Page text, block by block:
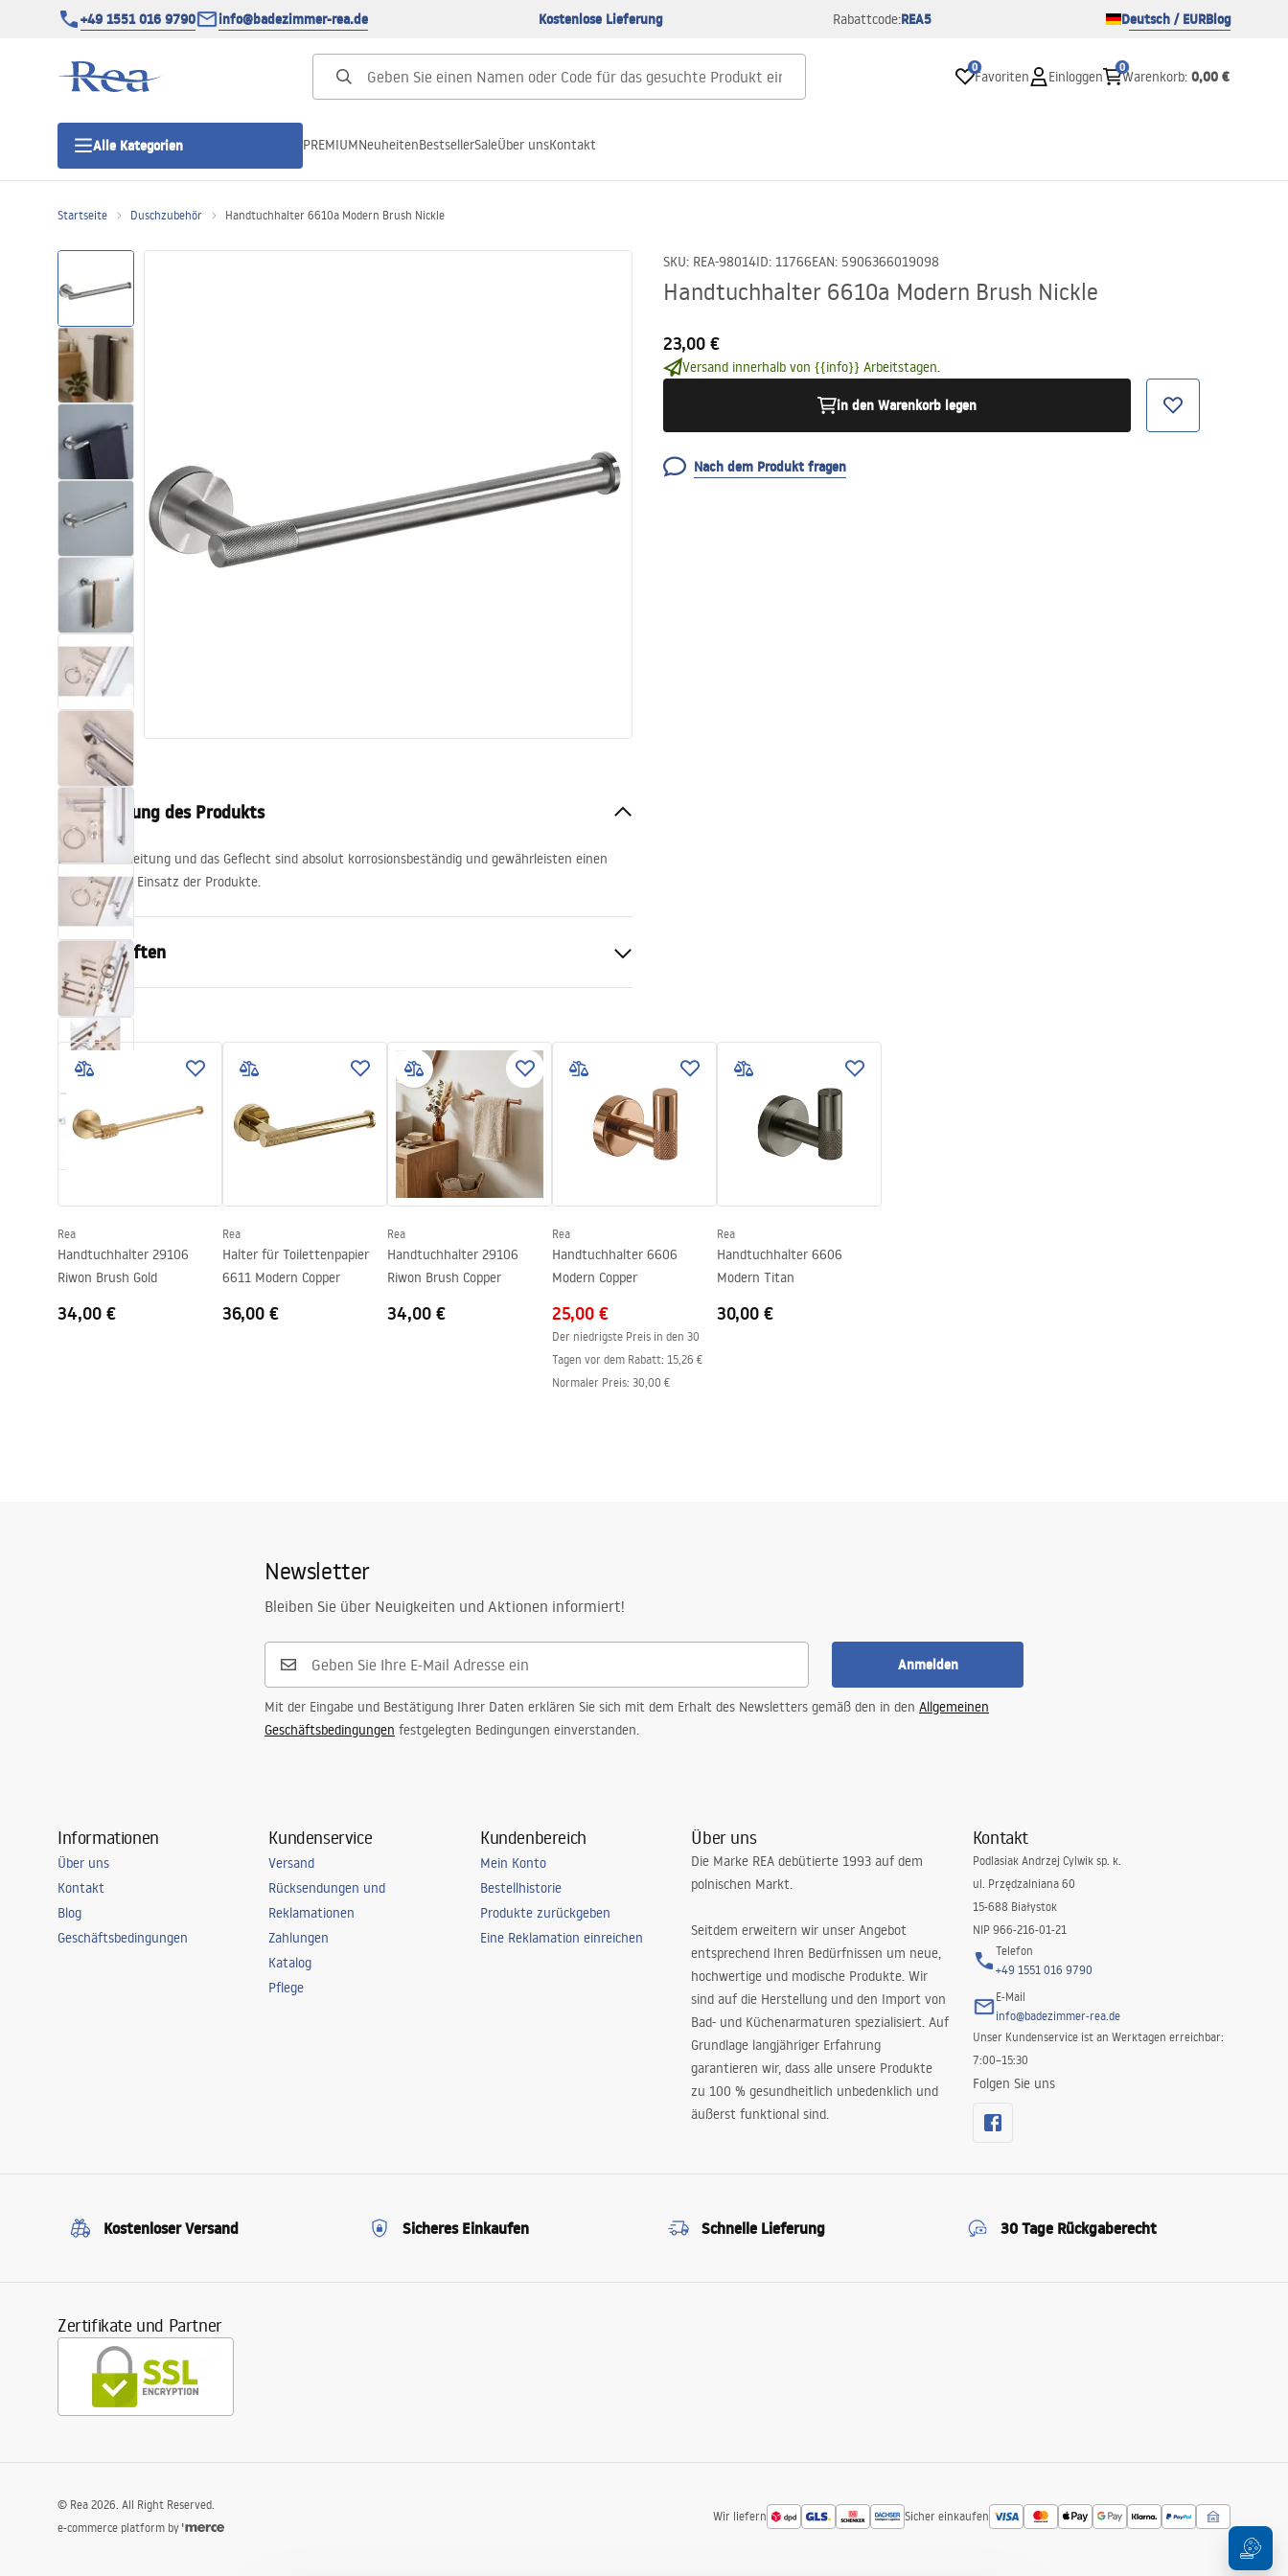
+49 1551 016 9790 info@badezimmer-rea.de Kostenlose Lieferung Rabattcode:REA5 Deutsch / EURBlog
0
Favoriten Einloggen
0
Warenkorb: 0,00 €
Alle Kategorien
Duschtüren
Duschwannen
Duschrinnen
Toiletten
Waschbecken
Wannen und
Badewannenaufsätze
Badarmaturen
Duschen
Küche
Badezimmerzubehör und Möbel
PREMIUMNeuheitenBestsellerSaleÜber unsKontakt
Startseite Duschzubehör Handtuchhalter 6610a Modern Brush Nickle
SKU: REA-98014ID: 11766EAN: 5906366019098
Handtuchhalter 6610a Modern Brush Nickle
23,00 €
Versand innerhalb von {{info}} Arbeitstagen.
in den Warenkorb legen
Nach dem Produkt fragen
Beschreibung des Produkts
Die Schlauchleitung und das Geflecht sind absolut korrosionsbeständig und gewährleisten einen
problemlosen Einsatz der Produkte.
Eigenschaften
Farbe
Material
Montageart
Zum Anschrauben
mm
Höhe
50
mm
mm
Rea
Handtuchhalter 29106
Riwon Brush Gold
34,00 €
Rea
Halter für Toilettenpapier
6611 Modern Copper
36,00 €
Rea
Handtuchhalter 29106
Riwon Brush Copper
34,00 €
Rea
Handtuchhalter 6606
Modern Copper
25,00 €
Der niedrigste Preis in den 30
Tagen vor dem Rabatt: 15,26 €
Normaler Preis: 30,00 €
Rea
Handtuchhalter 6606
Modern Titan
30,00 €
Newsletter
Bleiben Sie über Neuigkeiten und Aktionen informiert!
Anmelden
Mit der Eingabe und Bestätigung Ihrer Daten erklären Sie sich mit dem Erhalt des Newsletters gemäß den in den Allgemeinen
Geschäftsbedingungen festgelegten Bedingungen einverstanden.
Informationen
Über uns
Kontakt
Blog
Geschäftsbedingungen
Kundenservice
Versand
Rücksendungen und
Reklamationen
Zahlungen
Katalog
Pflege
Kundenbereich
Mein Konto
Bestellhistorie
Produkte zurückgeben
Eine Reklamation einreichen
Über uns
Die Marke REA debütierte 1993 auf dem
polnischen Markt.
Seitdem erweitern wir unser Angebot
entsprechend Ihren Bedürfnissen um neue,
hochwertige und modische Produkte. Wir
sind auf die Herstellung und den Import von
Bad- und Küchenarmaturen spezialisiert. Auf
Grundlage langjähriger Erfahrung
garantieren wir, dass alle unsere Produkte
zu 100 % gesundheitlich unbedenklich und
äußerst funktional sind.
Kontakt
Podlasiak Andrzej Cylwik sp. k.
ul. Przędzalniana 60
15-688 Białystok
NIP 966-216-01-21
Telefon
+49 1551 016 9790
E-Mail
info@badezimmer-rea.de
Unser Kundenservice ist an Werktagen erreichbar:
7:00–15:30
Folgen Sie uns
Kostenloser Versand Sicheres Einkaufen Schnelle Lieferung 30 Tage Rückgaberecht
Zertifikate und Partner
Wir liefern Sicher einkaufen
© Rea 2026. All Right Reserved.
e-commerce platform by